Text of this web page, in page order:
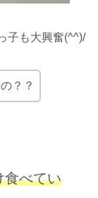
子も大興奮(^^)/
？？
食べてい